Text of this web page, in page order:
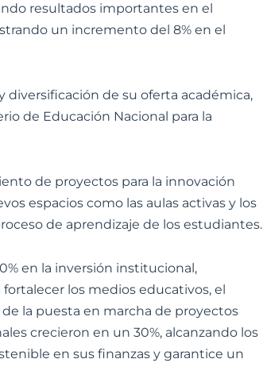
resultados importantes en el
un incremento del 8% en el
diversificación de su oferta académica,
de Educación Nacional para la
de proyectos para la innovación
espacios como las aulas activas y los
de aprendizaje de los estudiantes.
en la inversión institucional,
los medios educativos, el
la puesta en marcha de proyectos
crecieron en un 30%, alcanzando los
en sus finanzas y garantice un